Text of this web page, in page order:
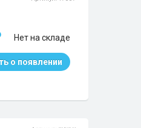
Нет на складе
о появлении